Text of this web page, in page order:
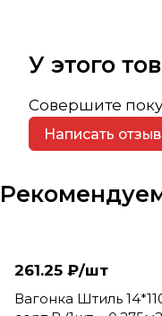
У этого
Совершите
Написать отзыв
261.25 ₽/шт
Вагонка Штиль